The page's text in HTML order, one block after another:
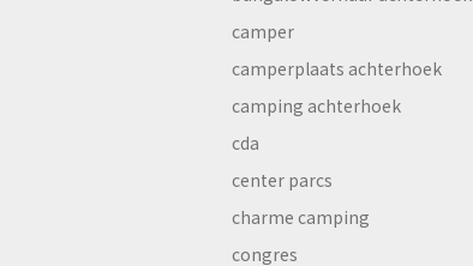
camper
camperplaats achterhoek
camping achterhoek
cda
center parcs
charme camping
congres